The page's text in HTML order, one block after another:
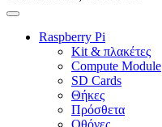
Raspberry Pi
Kit & πλακέτες
Compute Module
SD Cards
Θήκες
Πρόσθετα